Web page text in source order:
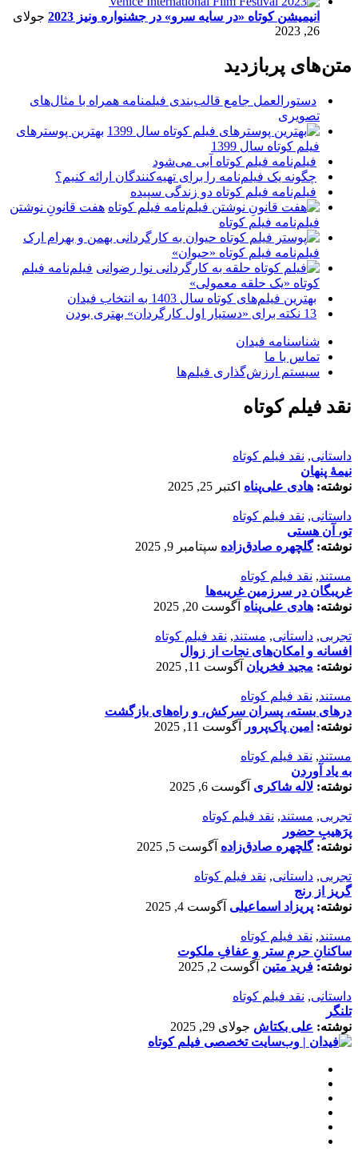
انیمیشن کوتاه «در سایه سرو» در جشنواره ونیز 2023
جولای
26, 2023
متن‌های پربازدید
دستورالعمل جامع قالب‌بندی فیلمنامه همراه با مثال‌های
تصویری
بهترین پوسترهای
فیلم کوتاه سال 1399
فیلم‌نامه فیلم کوتاه آبی می‌شود
چگونه یک فیلم‌نامه را برای تهیه‌کنندگان ارائه کنیم؟
فیلم‌نامه فیلم کوتاه دو زندگی سپیده
هفت قانونِ نوشتن
فیلم‌نامه فیلم کوتاه
فیلم‌نامه فیلم کوتاه «حیوان»
فیلم‌نامه فیلم
کوتاه «یک حلقه معمولی»
بهترین فیلم‌های کوتاه سال 1403 به انتخاب فیدان
13 نکته برای «دستیار اول کارگردان» بهتری بودن
شناسنامه فیدان
تماس با ما
سیستم ارزش‌گذاری فیلم‌ها
نقد فیلم کوتاه
داستانی, نقد فیلم کوتاه
نیمۀ پنهان
نوشته: هادی علی‌پناه اکتبر 25, 2025
داستانی, نقد فیلم کوتاه
تو، آن هستی
نوشته:گلچهره صادق‌زاده سپتامبر 9, 2025
مستند, نقد فیلم کوتاه
غریبگان در سرزمین غریبه‌ها
نوشته: هادی علی‌پناه آگوست 20, 2025
تجربی, داستانی, مستند, نقد فیلم کوتاه
افسانه‌ و امکان‌های نجات از زوال
نوشته: مجید فخریان آگوست 11, 2025
مستند, نقد فیلم کوتاه
درهای بسته، پسران سرکش، و راه‌های بازگشت
نوشته: امین پاک‌پرور آگوست 11, 2025
مستند, نقد فیلم کوتاه
به یاد آوردن
نوشته: لاله شاکری آگوست 6, 2025
تجربی, مستند, نقد فیلم کوتاه
پرَهیب‌ِ حضور
نوشته:گلچهره صادق‌زاده آگوست 5, 2025
تجربی, داستانی, نقد فیلم کوتاه
گریز از رنج
نوشته: پریزاد اسماعیلی آگوست 4, 2025
مستند, نقد فیلم کوتاه
ساکنانِ حرمِ ستر و عفافِ ملکوت
نوشته: فرید متین آگوست 2, 2025
داستانی, نقد فیلم کوتاه
تلنگر
نوشته: علی بکتاش جولای 29, 2025